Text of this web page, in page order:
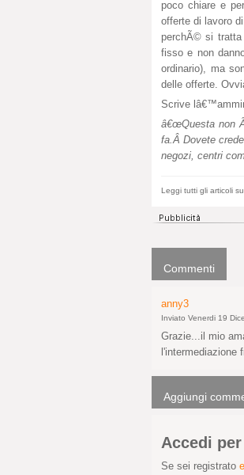
poco chiare e
offerte di lavoro
perchÃ© si tratta
fisso e non
ordinario), ma
delle offerte.
Scrive
â€œQuesta non
fa.Â Dovete
negozi, centri
Leggi tutti gli articoli
Commenti
anny3
Inviato Venerdi 19
Grazie...il mio
l'intermediazione
Aggiungi
Accedi
Se sei registrato